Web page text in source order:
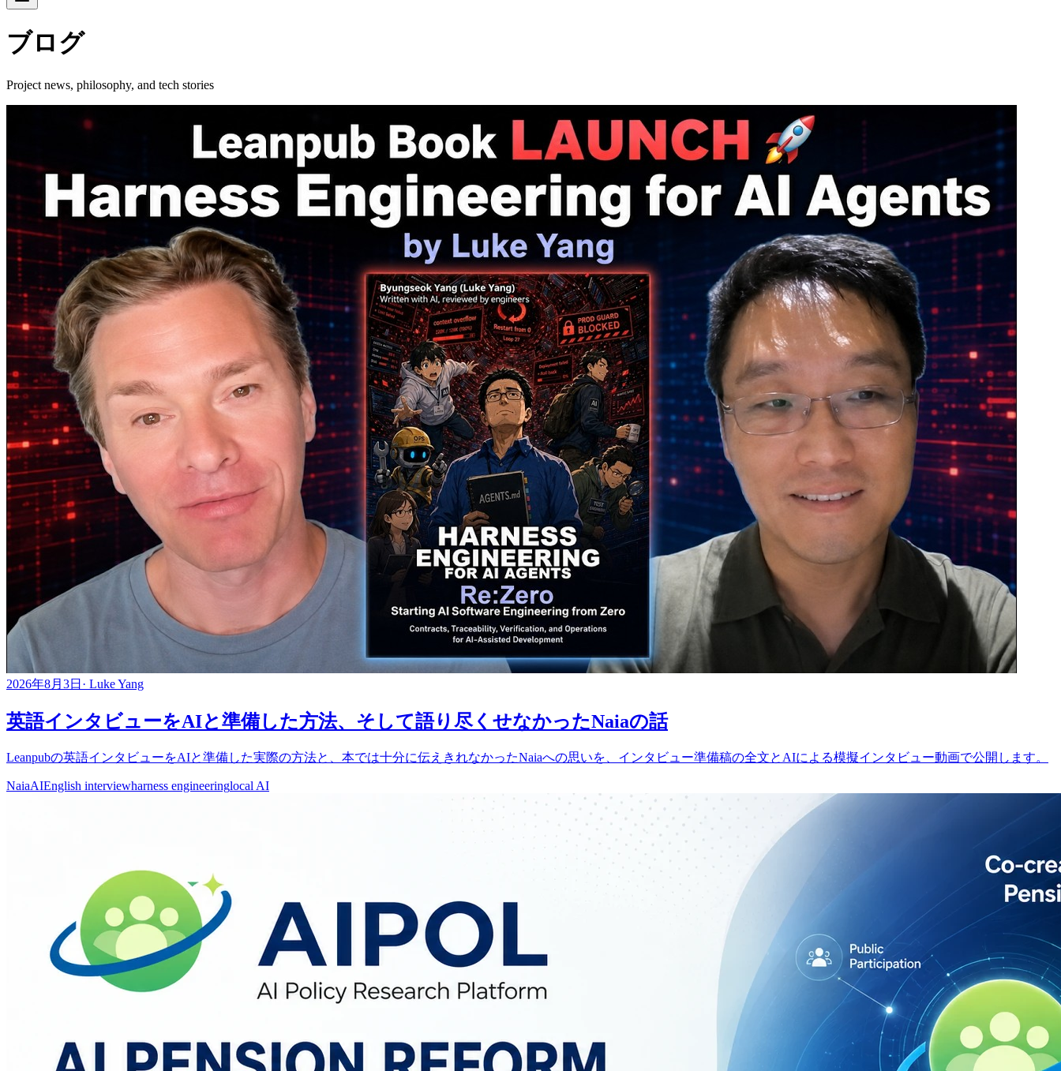
ブログ
Project news, philosophy, and tech stories
2026年8月3日 · Luke Yang
英語インタビューをAIと準備した方法、そして語り尽くせなかったNaiaの話
Leanpubの英語インタビューをAIと準備した実際の方法と、本では十分に伝えきれなかったNaiaへの思いを、インタビュー準備稿の全文とAIによる模擬インタビュー動画で公開します。
NaiaAIEnglish interviewharness engineeringlocal AI